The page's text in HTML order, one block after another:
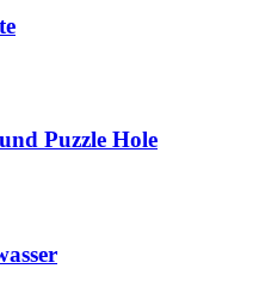
Puzzle Hole